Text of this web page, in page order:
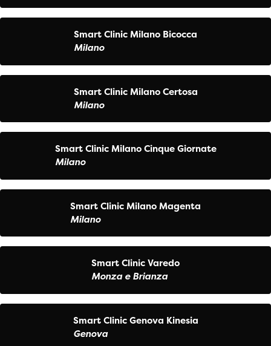
Smart Clinic Milano Bicocca
Milano
Smart Clinic Milano Certosa
Milano
Smart Clinic Milano Cinque Giornate
Milano
Smart Clinic Milano Magenta
Milano
Smart Clinic Varedo
Monza e Brianza
Smart Clinic Genova Kinesia
Genova